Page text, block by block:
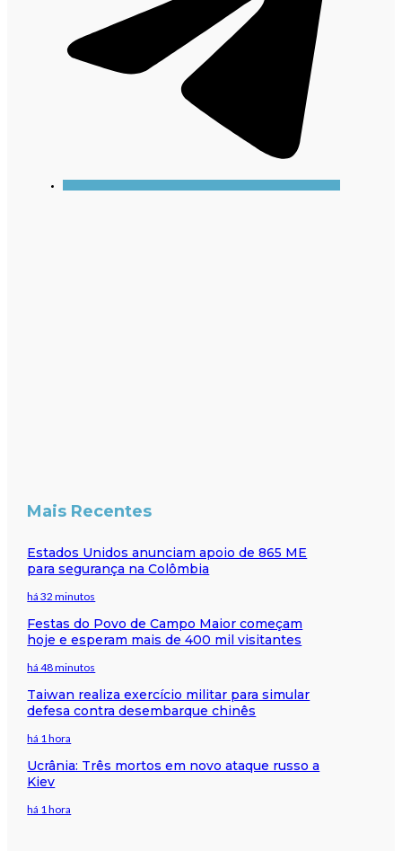
Mais Recentes
Estados Unidos anunciam apoio de 865 ME
para segurança na Colômbia
há 32 minutos
Festas do Povo de Campo Maior começam
hoje e esperam mais de 400 mil visitantes
há 48 minutos
Taiwan realiza exercício militar para simular
defesa contra desembarque chinês
há 1 hora
Ucrânia: Três mortos em novo ataque russo a
Kiev
há 1 hora